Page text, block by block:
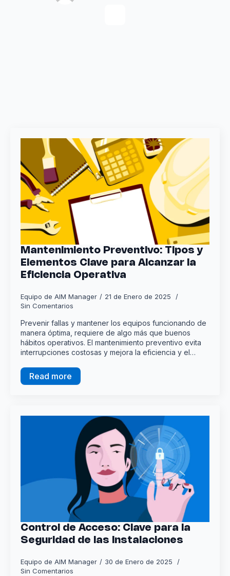
Mantenimiento Preventivo: Tipos y
Elementos Clave para Alcanzar la
Eficiencia Operativa
Equipo de AIM Manager
21 de Enero de 2025
Sin Comentarios
Prevenir fallas y mantener los equipos funcionando de
manera óptima, requiere de algo más que buenos
hábitos operativos. El mantenimiento preventivo evita
interrupciones costosas y mejora la eficiencia y el…
Read more
Control de Acceso: Clave para la
Seguridad de las Instalaciones
Equipo de AIM Manager
30 de Enero de 2025
Sin Comentarios